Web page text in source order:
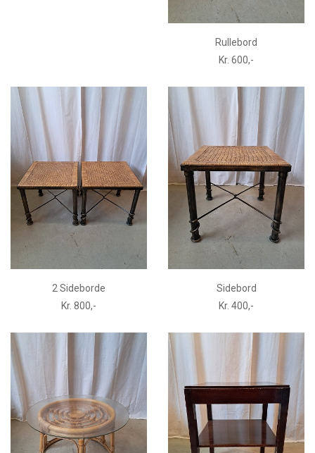
Rullebord
Kr. 600,-
2 Sideborde
Kr. 800,-
Sidebord
Kr. 400,-